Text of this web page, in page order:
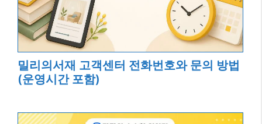
밀리의서재 고객센터 전화번호와 문의 방법
(운영시간 포함)